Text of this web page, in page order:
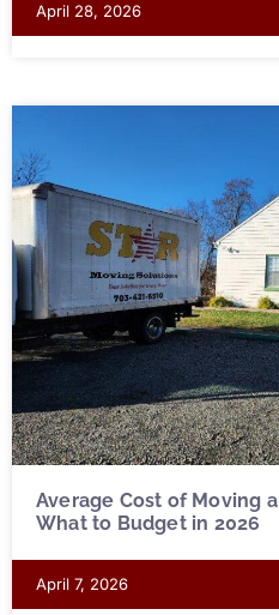
April 28, 2026
Average Cost of Moving
What to Budget in 2026
April 7, 2026